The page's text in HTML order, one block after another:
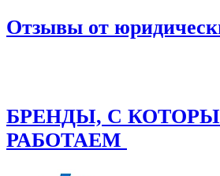
Отзывы от
БРЕНДЫ, С
РАБОТАЕМ